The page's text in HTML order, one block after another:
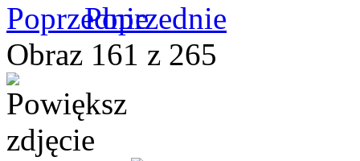
Poprzednie
Obraz 161 z 265